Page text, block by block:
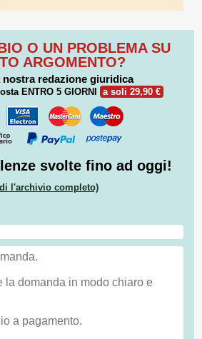
O UN PROBLEMA SU
ARGOMENTO?
nostra redazione giuridica
ENTRO 5 GIORNI a soli 29,90 €
svolte fino ad oggi!
l'archivio completo)